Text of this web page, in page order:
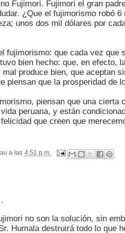
Fujimori. Fujimori el gran
¿Que el fujimorismo robó
unos dos mil dólares por
fujimorismo: que cada vez
bien hecho: que, en efecto,
produce bien, que aceptan
piensan que la prosperidad de
piensan que una
peruana, y están
que creen que
a las 4:51 p.m.
no son la solución, sin
Humala destruirá todo lo que